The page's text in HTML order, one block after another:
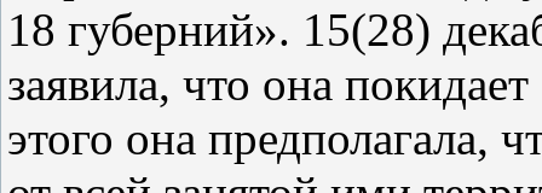
18 губерний». 15(28)
заявила, что она
этого она предполагала,